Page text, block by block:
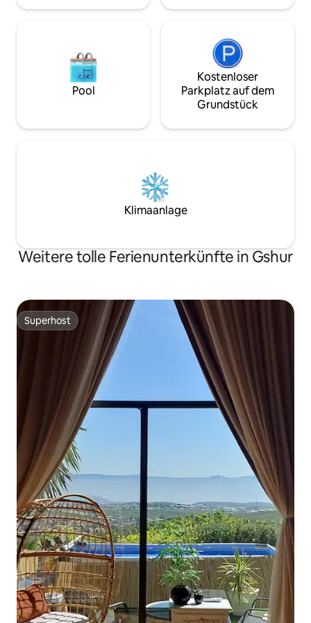
Einzelpersonen
kannst du auch
individuell
buchen. Wenn
kannst du die
und ich schicke
Pool
Kostenloser
Parkplatz auf dem
Grundstück
Klimaanlage
Weitere tolle Ferienunterkünfte in Gshur
Superhost
Superhost